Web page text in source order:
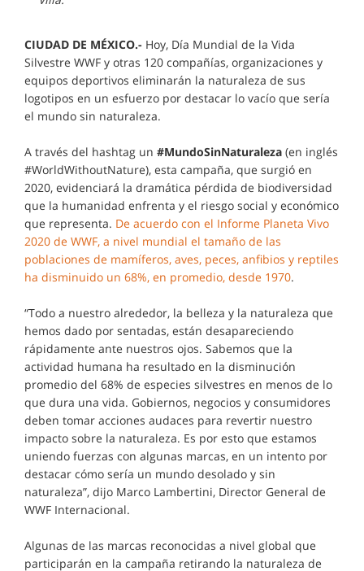
CIUDAD DE MÉXICO.- Hoy, Día Mundial de la Vida
Silvestre WWF y otras 120 compañías, organizaciones y
equipos deportivos eliminarán la naturaleza de sus
logotipos en un esfuerzo por destacar lo vacío que sería
el mundo sin naturaleza.
A través del hashtag un #MundoSinNaturaleza (en inglés
#WorldWithoutNature), esta campaña, que surgió en
2020, evidenciará la dramática pérdida de biodiversidad
que la humanidad enfrenta y el riesgo social y económico
que representa. De acuerdo con el Informe Planeta Vivo
2020 de WWF, a nivel mundial el tamaño de las
poblaciones de mamíferos, aves, peces, anfibios y reptiles
ha disminuido un 68%, en promedio, desde 1970.
“Todo a nuestro alrededor, la belleza y la naturaleza que
hemos dado por sentadas, están desapareciendo
rápidamente ante nuestros ojos. Sabemos que la
actividad humana ha resultado en la disminución
promedio del 68% de especies silvestres en menos de lo
que dura una vida. Gobiernos, negocios y consumidores
deben tomar acciones audaces para revertir nuestro
impacto sobre la naturaleza. Es por esto que estamos
uniendo fuerzas con algunas marcas, en un intento por
destacar cómo sería un mundo desolado y sin
naturaleza”, dijo Marco Lambertini, Director General de
WWF Internacional.
Algunas de las marcas reconocidas a nivel global que
participarán en la campaña retirando la naturaleza de